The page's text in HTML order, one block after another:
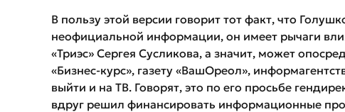
В пользу этой версии говорит тот факт, что
неофициальной информации, он имеет рычаги
«Триэс» Сергея Сусликова, а значит, может
«Бизнес-курс», газету «ВашОреол»,
выйти и на ТВ. Говорят, это по его просьбе
вдруг решил финансировать информационные